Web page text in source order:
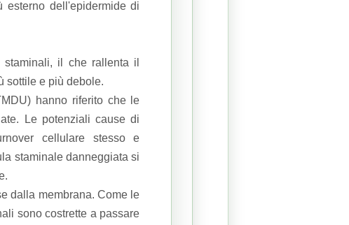
dell'epidermide di
il che rallenta il
sottile e più debole.
hanno riferito che le
Le potenziali cause di
cellulare stesso e
staminale danneggiata si
dalla membrana. Come le
sono costrette a passare